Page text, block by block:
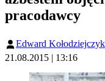
pracodawcy
Edward Kołodziejczyk
21.08.2015 | 13:16